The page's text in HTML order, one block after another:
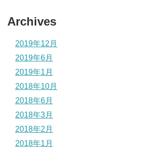
Archives
2019年12月
2019年6月
2019年1月
2018年10月
2018年6月
2018年3月
2018年2月
2018年1月